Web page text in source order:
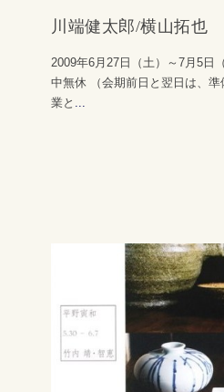
川端健太郎/横山拓也
2009年6月27日（土）～7月5日
中無休 （会期前日と翌日は、
業と ...